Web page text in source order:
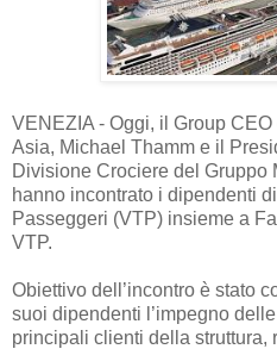
VENEZIA - Oggi, il Group
Asia, Michael Thamm e il
Divisione Crociere del Gruppo
hanno incontrato i dipendenti
Passeggeri (VTP) insieme a
VTP.
Obiettivo dell’incontro è stato
suoi dipendenti l’impegno
principali clienti della struttura,